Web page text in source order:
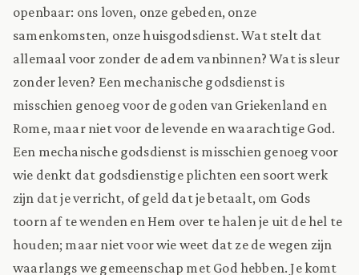
openbaar: ons loven, onze gebeden, onze
samenkomsten, onze huisgodsdienst. Wat stelt dat
allemaal voor zonder de adem vanbinnen? Wat is sleur
zonder leven? Een mechanische godsdienst is
misschien genoeg voor de goden van Griekenland en
Rome, maar niet voor de levende en waarachtige God.
Een mechanische godsdienst is misschien genoeg voor
wie denkt dat godsdienstige plichten een soort werk
zijn dat je verricht, of geld dat je betaalt, om Gods
toorn af te wenden en Hem over te halen je uit de hel te
houden; maar niet voor wie weet dat ze de wegen zijn
waarlangs we gemeenschap met God hebben. Je komt